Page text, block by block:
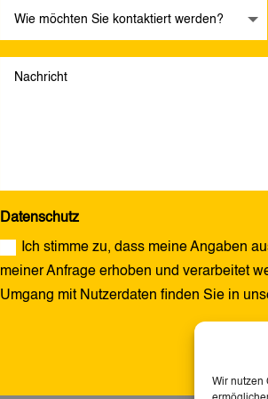
Wir nutzen
Datenschutz
Ich stimme zu, dass meine Angaben
meiner Anfrage erhoben und verarbeitet
Umgang mit Nutzerdaten finden Sie in